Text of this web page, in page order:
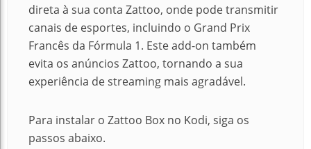
direta à sua conta Zattoo, onde pode transmitir
canais de esportes, incluindo o Grand Prix
Francês da Fórmula 1. Este add-on também
evita os anúncios Zattoo, tornando a sua
experiência de streaming mais agradável.
Para instalar o Zattoo Box no Kodi, siga os
passos abaixo.